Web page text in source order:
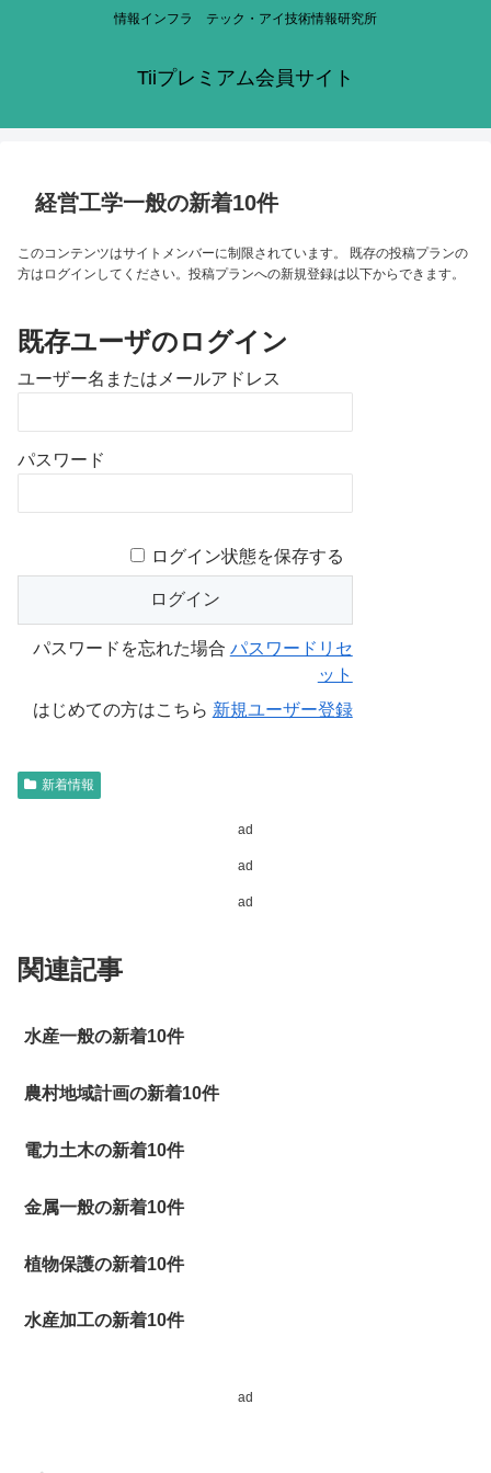
情報インフラ テック・アイ技術情報研究所
Tiiプレミアム会員サイト
経営工学一般の新着10件
このコンテンツはサイトメンバーに制限されています。 既存の投稿プランの
方はログインしてください。投稿プランへの新規登録は以下からできます。
既存ユーザのログイン
ユーザー名またはメールアドレス
パスワード
ログイン状態を保存する
パスワードを忘れた場合 パスワードリセ
ット
はじめての方はこちら 新規ユーザー登録
新着情報
ad
ad
ad
関連記事
水産一般の新着10件
農村地域計画の新着10件
電力土木の新着10件
金属一般の新着10件
植物保護の新着10件
水産加工の新着10件
ad